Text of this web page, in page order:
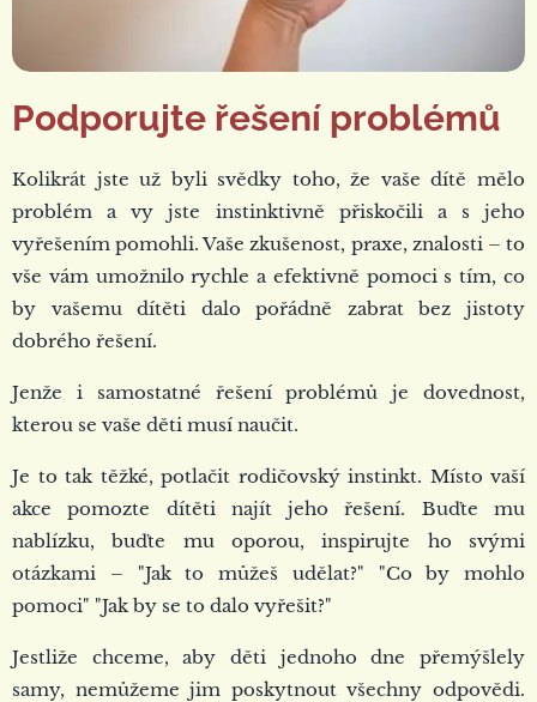
Podporujte řešení problémů
Kolikrát jste už byli svědky toho, že vaše dítě mělo
problém a vy jste instinktivně přiskočili a s jeho
vyřešením pomohli. Vaše zkušenost, praxe, znalosti – to
vše vám umožnilo rychle a efektivně pomoci s tím, co
by vašemu dítěti dalo pořádně zabrat bez jistoty
dobrého řešení.
Jenže i samostatné řešení problémů je dovednost,
kterou se vaše děti musí naučit.
Je to tak těžké, potlačit rodičovský instinkt. Místo vaší
akce pomozte dítěti najít jeho řešení. Buďte mu
nablízku, buďte mu oporou, inspirujte ho svými
otázkami – "Jak to můžeš udělat?" "Co by mohlo
pomoci" "Jak by se to dalo vyřešit?"
Jestliže chceme, aby děti jednoho dne přemýšlely
samy, nemůžeme jim poskytnout všechny odpovědi.